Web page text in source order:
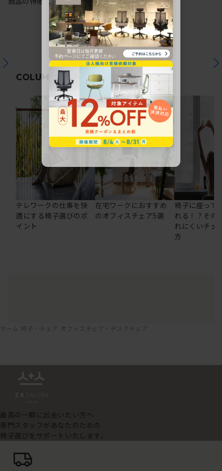
COLUMN関連コラム
テレワークの仕事を快
適にする椅子選びのポ
イント
在宅ワークにおすすめ
のオフィスチェア5選
椅子に座って
れる！？その
れにくいチェ
方
ホーム 椅子・チェア オフィスチェア・デスクチェア
最高の一脚に出会いたい方へ
専門スタッフがあなたのための
椅子選びをサポートいたします。